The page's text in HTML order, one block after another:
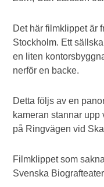
Det här filmklippet är
Stockholm. Ett
en liten
nerför en backe.
Detta följs av en
kameran stannar upp
på Ringvägen vid
Filmklippet som
Svenska